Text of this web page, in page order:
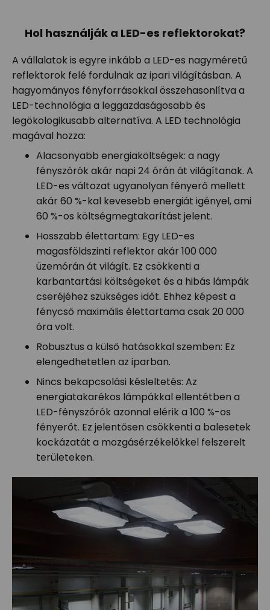
Hol használják a LED-es reflektorokat?
A vállalatok is egyre inkább a LED-es nagyméretű
reflektorok felé fordulnak az ipari világításban. A
hagyományos fényforrásokkal összehasonlítva a
LED-technológia a leggazdaságosabb és
legökologikusabb alternatíva. A LED technológia
magával hozza:
Alacsonyabb energiaköltségek: a nagy
fényszórók akár napi 24 órán át világítanak. A
LED-es változat ugyanolyan fényerő mellett
akár 60 %-kal kevesebb energiát igényel, ami
60 %-os költségmegtakarítást jelent.
Hosszabb élettartam: Egy LED-es
magasföldszinti reflektor akár 100 000
üzemórán át világít. Ez csökkenti a
karbantartási költségeket és a hibás lámpák
cseréjéhez szükséges időt. Ehhez képest a
fénycső maximális élettartama csak 20 000
óra volt.
Robusztus a külső hatásokkal szemben: Ez
elengedhetetlen az iparban.
Nincs bekapcsolási késleltetés: Az
energiatakarékos lámpákkal ellentétben a
LED-fényszórók azonnal elérik a 100 %-os
fényerőt. Ez jelentősen csökkenti a balesetek
kockázatát a mozgásérzékelőkkel felszerelt
területeken.